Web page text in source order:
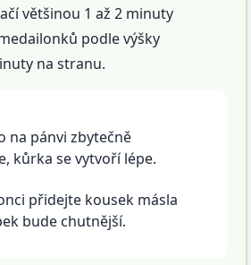
většinou 1 až 2 minuty
podle výšky
na stranu.
na pánvi zbytečně
kůrka se vytvoří lépe.
přidejte kousek másla
bude chutnější.